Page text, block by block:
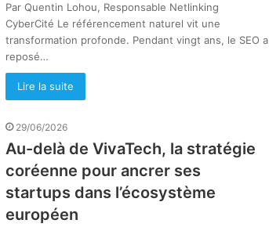
Par Quentin Lohou, Responsable Netlinking
CyberCité Le référencement naturel vit une
transformation profonde. Pendant vingt ans, le SEO a
reposé…
Lire la suite
29/06/2026
Au-delà de VivaTech, la stratégie
coréenne pour ancrer ses
startups dans l’écosystème
européen